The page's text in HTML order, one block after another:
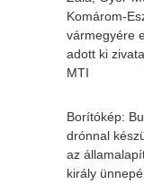
Komárom-
vármegyére
adott ki
MTI
Borítókép:
drónnal
az
király